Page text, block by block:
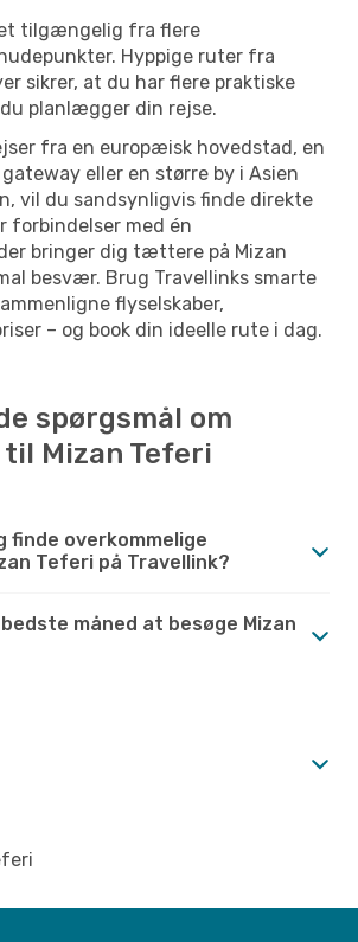
tilgængelig fra flere
Hyppige ruter fra
sikrer, at du har flere praktiske
planlægger din rejse.
fra en europæisk hovedstad, en
eller en større by i Asien
vil du sandsynligvis finde direkte
forbindelser med én
bringer dig tættere på Mizan
besvær. Brug Travellinks smarte
flyselskaber,
– og book din ideelle rute i dag.
spørgsmål om
Mizan Teferi
finde overkommelige
Teferi på Travellink?
måned at besøge Mizan